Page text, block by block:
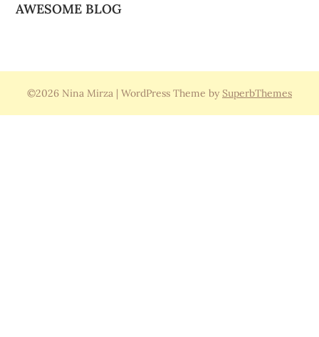
AWESOME BLOG
©2026 Nina Mirza | WordPress Theme by SuperbThemes